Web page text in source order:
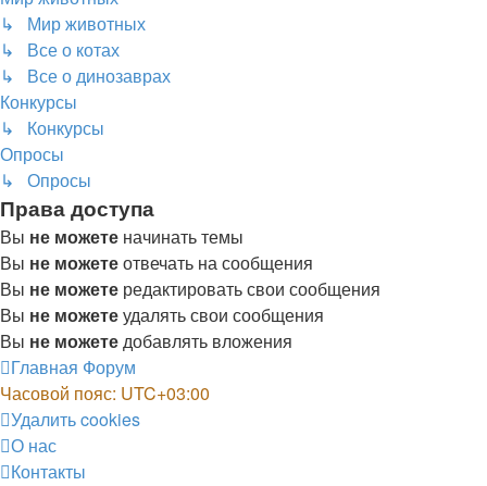
↳ Мир животных
↳ Все о котах
↳ Все о динозаврах
Конкурсы
↳ Конкурсы
Опросы
↳ Опросы
Права доступа
Вы не можете начинать темы
Вы не можетеотвечать на сообщения
Вы не можете редактировать свои сообщения
Вы не можетеудалять свои сообщения
Вы не можетедобавлять вложения
Главная Форум
Часовой пояс: UTC+03:00
Удалить cookies
О нас
Контакты